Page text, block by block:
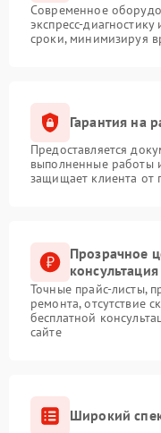
Современное
экспресс-
сроки, минимизируя
Гарантия на
Предоставляется
выполненные работы
защищает клиента от
Прозрачное
консультация
Точные прайс-листы,
ремонта, отсутствие
бесплатной
сайте
Широкий